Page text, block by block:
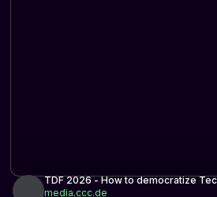
TDF 2026 - How to democratize
media.ccc.de